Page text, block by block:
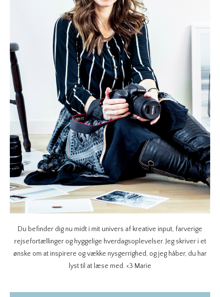
Du befinder dig nu midt i mit univers af kreative input, farverige
rejsefortællinger og hyggelige hverdagsoplevelser. Jeg skriver i et
ønske om at inspirere og vække nysgerrighed, og jeg håber, du har
lyst til at læse med. <3 Marie